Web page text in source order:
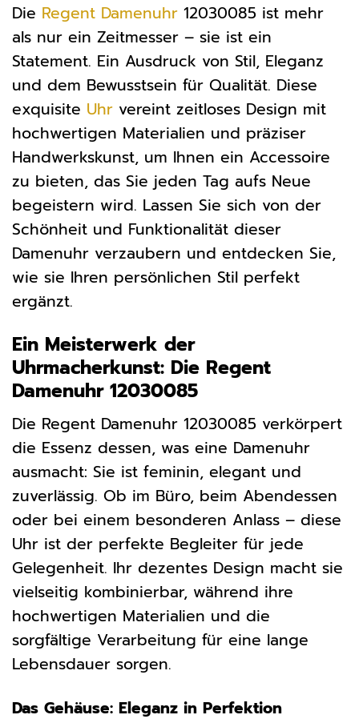
Die Regent Damenuhr 12030085 ist mehr
als nur ein Zeitmesser – sie ist ein
Statement. Ein Ausdruck von Stil, Eleganz
und dem Bewusstsein für Qualität. Diese
exquisite Uhr vereint zeitloses Design mit
hochwertigen Materialien und präziser
Handwerkskunst, um Ihnen ein Accessoire
zu bieten, das Sie jeden Tag aufs Neue
begeistern wird. Lassen Sie sich von der
Schönheit und Funktionalität dieser
Damenuhr verzaubern und entdecken Sie,
wie sie Ihren persönlichen Stil perfekt
ergänzt.
Ein Meisterwerk der
Uhrmacherkunst: Die Regent
Damenuhr 12030085
Die Regent Damenuhr 12030085 verkörpert
die Essenz dessen, was eine Damenuhr
ausmacht: Sie ist feminin, elegant und
zuverlässig. Ob im Büro, beim Abendessen
oder bei einem besonderen Anlass – diese
Uhr ist der perfekte Begleiter für jede
Gelegenheit. Ihr dezentes Design macht sie
vielseitig kombinierbar, während ihre
hochwertigen Materialien und die
sorgfältige Verarbeitung für eine lange
Lebensdauer sorgen.
Das Gehäuse: Eleganz in Perfektion